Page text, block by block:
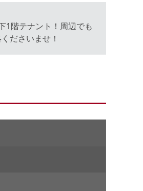
1階テナント！周辺でも
ださいませ！